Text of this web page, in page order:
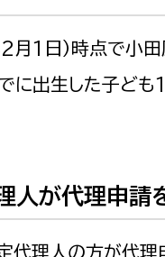
月1日）時点で小
でに出生した子ど
人が代理申請
代理人の方が代理